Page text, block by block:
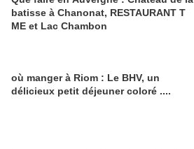
batisse à Chanonat, RESTAURANT T
ME et Lac Chambon
où manger à Riom : Le BHV, un
délicieux petit déjeuner coloré ....